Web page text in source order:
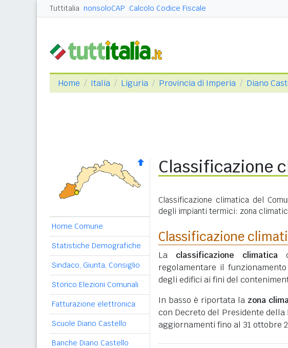
Tuttitalia nonsoloCAP Calcolo Codice Fiscale
Home Italia Liguria Provincia di Imperia Diano
Home Comune
Statistiche Demografiche
Sindaco, Giunta, Consiglio
Storico Elezioni Comunali
Fatturazione elettronica
Scuole Diano Castello
Banche Diano Castello
Classificazione
Classificazione climatica del
degli impianti termici: zona
Classificazione
La classificazione climatica
regolamentare il
degli edifici ai fini del
In basso è riportata la zona
con Decreto del Presidente della
aggiornamenti fino al 31 ottobre